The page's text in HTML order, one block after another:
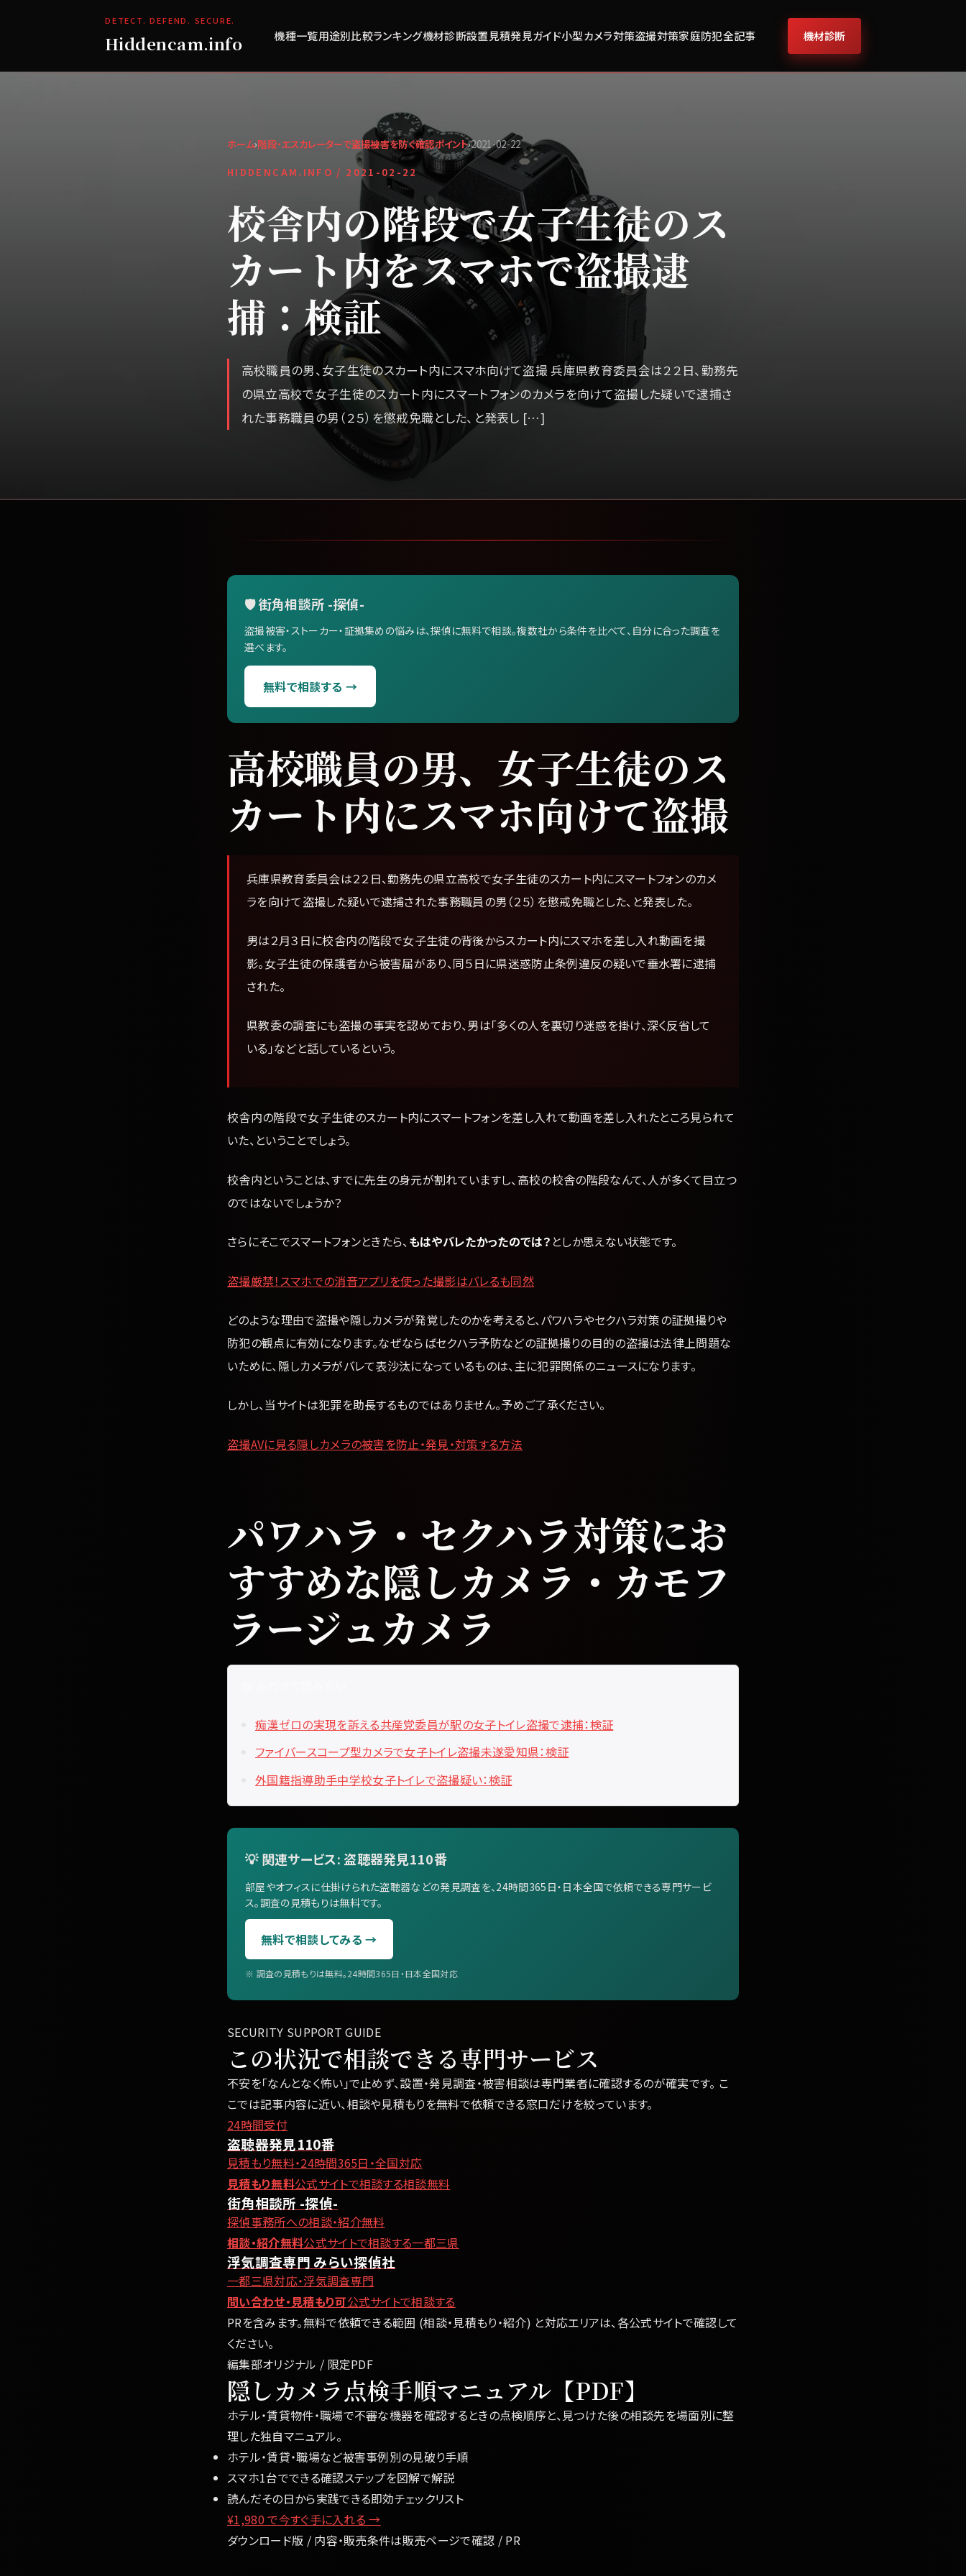
DETECT. DEFEND. SECURE.
Hiddencam.info 機種一覧用途別比較ランキング機材診断設置見積発見ガイド小型カメラ対策盗撮対策家庭防犯全記事 機材診断
ホーム›階段・エスカレーターで盗撮被害を防ぐ確認ポイント›2021-02-22
HIDDENCAM.INFO / 2021-02-22
校舎内の階段で女子生徒のス
カート内をスマホで盗撮逮
捕：検証
高校職員の男、女子生徒のスカート内にスマホ向けて盗撮 兵庫県教育委員会は２２日、勤務先
の県立高校で女子生徒のスカート内にスマートフォンのカメラを向けて盗撮した疑いで逮捕さ
れた事務職員の男（２５）を懲戒免職とした、と発表し […]
🛡️ 街角相談所 -探偵-
盗撮被害・ストーカー・証拠集めの悩みは、探偵に無料で相談。複数社から条件を比べて、自分に合った調査を
選べます。
無料で相談する →
高校職員の男、女子生徒のス
カート内にスマホ向けて盗撮
兵庫県教育委員会は２２日、勤務先の県立高校で女子生徒のスカート内にスマートフォンのカメ
ラを向けて盗撮した疑いで逮捕された事務職員の男（２５）を懲戒免職とした、と発表した。
男は２月３日に校舎内の階段で女子生徒の背後からスカート内にスマホを差し入れ動画を撮
影。女子生徒の保護者から被害届があり、同５日に県迷惑防止条例違反の疑いで垂水署に逮捕
された。
県教委の調査にも盗撮の事実を認めており、男は「多くの人を裏切り迷惑を掛け、深く反省して
いる」などと話しているという。
校舎内の階段で女子生徒のスカート内にスマートフォンを差し入れて動画を差し入れたところ見られて
いた、ということでしょう。
校舎内ということは、すでに先生の身元が割れていますし、高校の校舎の階段なんて、人が多くて目立つ
のではないでしょうか？
さらにそこでスマートフォンときたら、もはやバレたかったのでは？ としか思えない状態です。
盗撮厳禁！スマホでの消音アプリを使った撮影はバレるも同然
どのような理由で盗撮や隠しカメラが発覚したのかを考えると、パワハラやセクハラ対策の証拠撮りや
防犯の観点に有効になります。なぜならばセクハラ予防などの証拠撮りの目的の盗撮は法律上問題な
いために、隠しカメラがバレて表沙汰になっているものは、主に犯罪関係のニュースになります。
しかし、当サイトは犯罪を助長するものではありません。予めご了承ください。
盗撮AVに見る隠しカメラの被害を防止・発見・対策する方法
パワハラ・セクハラ対策にお
すすめな隠しカメラ・カモフ
ラージュカメラ
痴漢ゼロの実現を訴える共産党委員が駅の女子トイレ盗撮で逮捕：検証
ファイバースコープ型カメラで女子トイレ盗撮未遂愛知県：検証
外国籍指導助手中学校女子トイレで盗撮疑い：検証
💡 関連サービス: 盗聴器発見110番
部屋やオフィスに仕掛けられた盗聴器などの発見調査を、24時間365日・日本全国で依頼できる専門サービ
ス。調査の見積もりは無料です。
無料で相談してみる →
※ 調査の見積もりは無料。24時間365日・日本全国対応
SECURITY SUPPORT GUIDE
この状況で相談できる専門サービス
不安を「なんとなく怖い」で止めず、設置・発見調査・被害相談は専門業者に確認するのが確実です。 こ
こでは記事内容に近い、相談や見積もりを無料で依頼できる窓口だけを絞っています。
24時間受付
盗聴器発見110番
見積もり無料・24時間365日・全国対応
見積もり無料公式サイトで相談する相談無料
街角相談所 -探偵-
探偵事務所への相談・紹介無料
相談・紹介無料公式サイトで相談する一都三県
浮気調査専門 みらい探偵社
一都三県対応・浮気調査専門
問い合わせ・見積もり可公式サイトで相談する
PRを含みます。無料で依頼できる範囲 (相談・見積もり・紹介) と対応エリアは、各公式サイトで確認して
ください。
編集部オリジナル / 限定PDF
隠しカメラ点検手順マニュアル【PDF】
ホテル・賃貸物件・職場で不審な機器を確認するときの点検順序と、見つけた後の相談先を場面別に整
理した独自マニュアル。
ホテル・賃貸・職場など被害事例別の見破り手順
スマホ1台でできる確認ステップを図解で解説
読んだその日から実践できる即効チェックリスト
¥1,980で今すぐ手に入れる →
ダウンロード版 / 内容・販売条件は販売ページで確認 / PR